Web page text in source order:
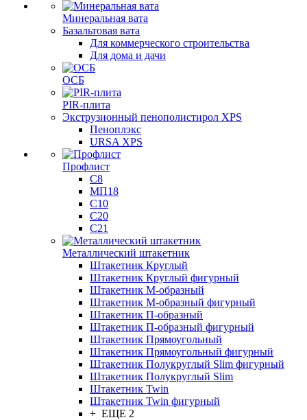
Минеральная вата
Базальтовая вата
Для коммерческого строительства
Для дома и дачи
ОСБ
PIR-плита
Экструзионный пенополистирол XPS
Пеноплэкс
URSA XPS
Профлист
С8
МП18
С10
С20
С21
Металлический штакетник
Штакетник Круглый
Штакетник Круглый фигурный
Штакетник М-образный
Штакетник М-образный фигурный
Штакетник П-образный
Штакетник П-образный фигурный
Штакетник Прямоугольный
Штакетник Прямоугольный фигурный
Штакетник Полукруглый Slim фигурный
Штакетник Полукруглый Slim
Штакетник Twin
Штакетник Twin фигурный
+ ЕЩЕ 2